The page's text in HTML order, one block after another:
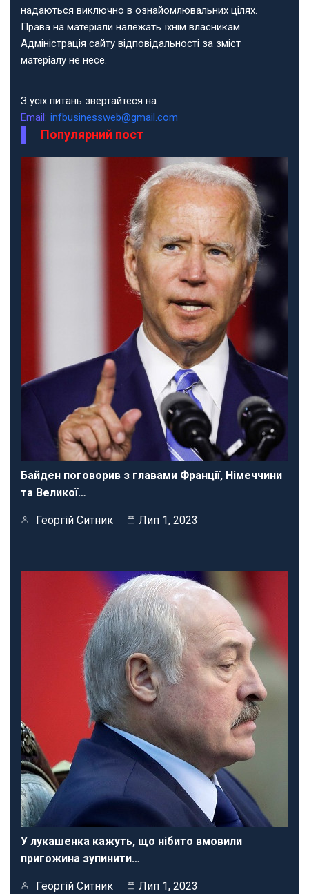
надаються виключно в ознайомлювальних цілях.
Права на матеріали належать їхнім власникам.
Адміністрація сайту відповідальності за зміст
матеріалу не несе.
З усіх питань звертайтеся на
Email: infbusinessweb@gmail.com
Популярний пост
Байден поговорив з главами Франції, Німеччини
та Великої…
Георгій Ситник Лип 1, 2023
У лукашенка кажуть, що нібито вмовили
пригожина зупинити…
Георгій Ситник Лип 1, 2023